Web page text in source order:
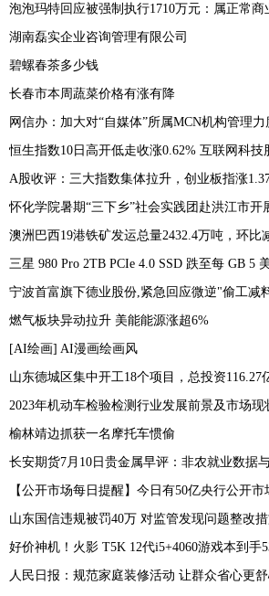
泡泡玛特回应被强制执行1710万元：属正常商
湖南磊实企业咨询管理有限公司
碧螺春茶多少钱
长春市本周蔬菜价格有涨有降
网信办：加大对“自媒体”所属MCN机构管理力
恒生指数10日高开低走收涨0.62% 互联网科技
怀化学院暑期“三下乡”社会实践团赴洪江市开
三星 980 Pro 2TB PCIe 4.0 SSD 跌至每 GB 5
宁波首富旗下德业股份,紧急回应微逆"偷工减
燃气板块异动拉升 美能能源涨超6%
[AI绘画] AI漫画绘画风
山东德城区集中开工18个项目，总投资116.27
2023年机动车检验检测行业发展前景及市场现
榆林靖边抓获一名摩托车惯偷
【公开市场每日提醒】今日有50亿央行公开
山东国信违规被罚40万 对监管发现问题整改
好价神机！火影 T5K 12代i5+4060游戏本到手
人民日报：规范家庭装修活动 让群众省心更